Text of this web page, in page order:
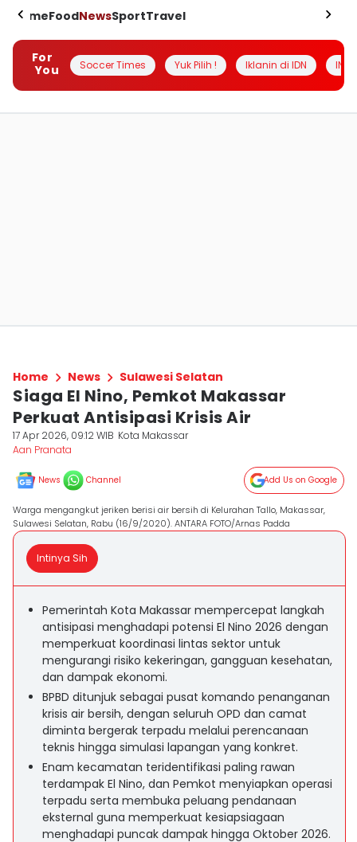
HomeFoodNewsSportTravel
For
You
Soccer Times Yuk Pilih ! Iklanin di IDN
Home News Sulawesi Selatan
Siaga El Nino, Pemkot Makassar
Perkuat Antisipasi Krisis Air
17 Apr 2026, 09:12 WIB Kota Makassar
Aan Pranata
News Channel Add Us on Google
Warga mengangkut jeriken berisi air bersih di Kelurahan Tallo, Makassar,
Sulawesi Selatan, Rabu (16/9/2020). ANTARA FOTO/Arnas Padda
Intinya Sih
Pemerintah Kota Makassar mempercepat langkah
antisipasi menghadapi potensi El Nino 2026 dengan
memperkuat koordinasi lintas sektor untuk
mengurangi risiko kekeringan, gangguan kesehatan,
dan dampak ekonomi.
BPBD ditunjuk sebagai pusat komando penanganan
krisis air bersih, dengan seluruh OPD dan camat
diminta bergerak terpadu melalui perencanaan
teknis hingga simulasi lapangan yang konkret.
Enam kecamatan teridentifikasi paling rawan
terdampak El Nino, dan Pemkot menyiapkan operasi
terpadu serta membuka peluang pendanaan
eksternal guna memperkuat kesiapsiagaan
menghadapi puncak dampak hingga Oktober 2026.